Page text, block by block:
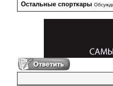
Остальные спорткары